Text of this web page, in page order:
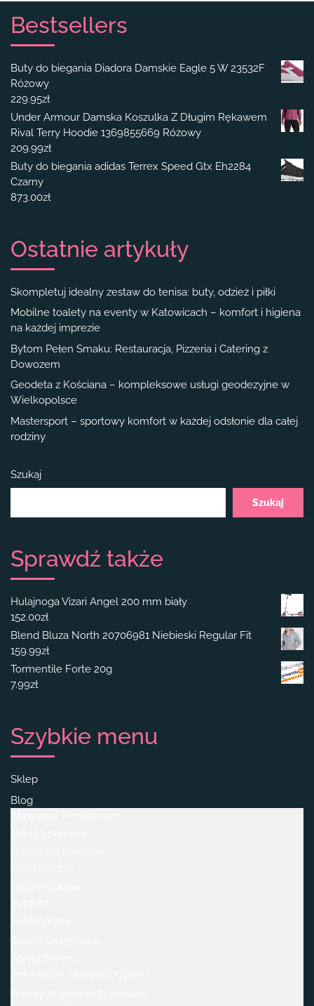
Bestsellers
Buty do biegania Diadora Damskie Eagle 5 W 23532F
Różowy
229.95zł
Under Armour Damska Koszulka Z Długim Rękawem
Rival Terry Hoodie 1369855669 Różowy
209.99zł
Buty do biegania adidas Terrex Speed Gtx Eh2284
Czarny
873.00zł
Ostatnie artykuły
Skompletuj idealny zestaw do tenisa: buty, odzież i piłki
Mobilne toalety na eventy w Katowicach – komfort i higiena
na każdej imprezie
Bytom Pełen Smaku: Restauracja, Pizzeria i Catering z
Dowozem
Geodeta z Kościana – kompleksowe usługi geodezyjne w
Wielkopolsce
Mastersport – sportowy komfort w każdej odsłonie dla całej
rodziny
Szukaj
Szukaj
Sprawdź także
Hulajnoga Vizari Angel 200 mm biały
152.00zł
Blend Bluza North 20706981 Niebieski Regular Fit
159.99zł
Tormentile Forte 20g
7.99zł
Szybkie menu
Sklep
Blog